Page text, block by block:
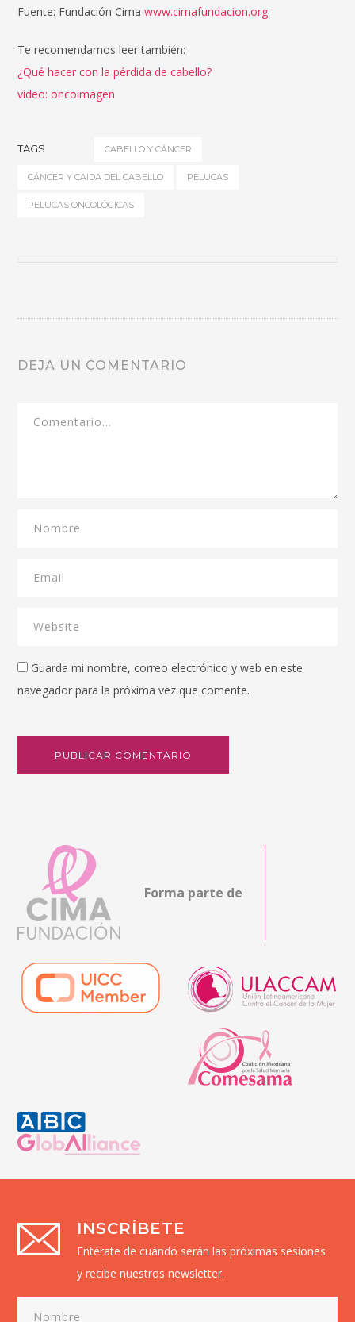
Fuente: Fundación Cimawww.cimafundacion.org
Te recomendamos leer también:
¿Qué hacer con la pérdida de cabello?
video: oncoimagen
TAGS CABELLO Y CÁNCER
CÁNCER Y CAIDA DEL CABELLO PELUCAS
PELUCAS ONCOLÓGICAS
DEJA UN COMENTARIO
Guarda mi nombre, correo electrónico y web en este
navegador para la próxima vez que comente.
Forma parte de
INSCRÍBETE
Entérate de cuándo serán las próximas sesiones
y recibe nuestros newsletter.